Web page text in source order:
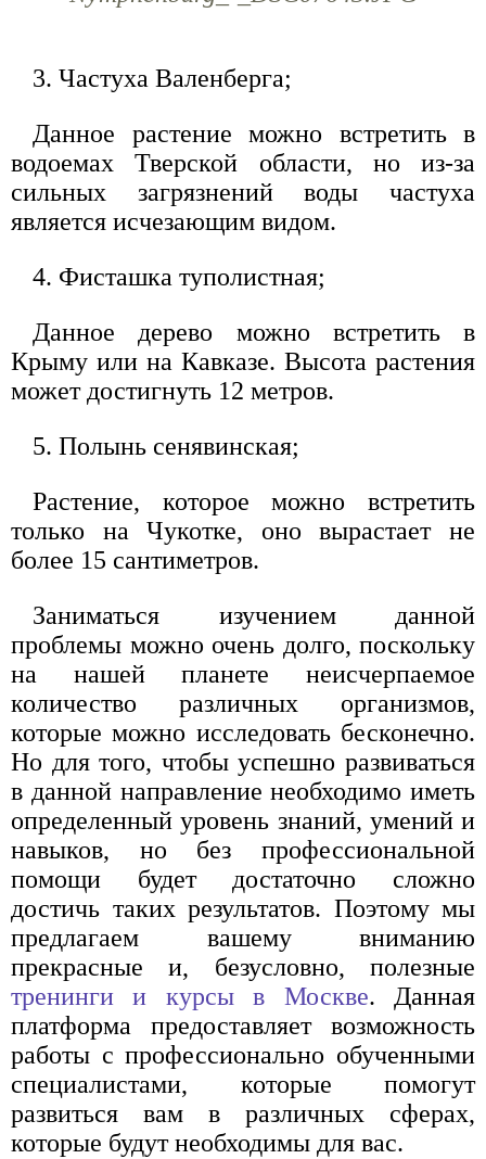
3. Частуха Валенберга;
Данное растение можно встретить в
водоемах Тверской области, но из-за
сильных загрязнений воды частуха
является исчезающим видом.
4. Фисташка туполистная;
Данное дерево можно встретить в
Крыму или на Кавказе. Высота растения
может достигнуть 12 метров.
5. Полынь сенявинская;
Растение, которое можно встретить
только на Чукотке, оно вырастает не
более 15 сантиметров.
Заниматься изучением данной
проблемы можно очень долго, поскольку
на нашей планете неисчерпаемое
количество различных организмов,
которые можно исследовать бесконечно.
Но для того, чтобы успешно развиваться
в данной направление необходимо иметь
определенный уровень знаний, умений и
навыков, но без профессиональной
помощи будет достаточно сложно
достичь таких результатов. Поэтому мы
предлагаем вашему вниманию
прекрасные и, безусловно, полезные
тренинги и курсы в Москве. Данная
платформа предоставляет возможность
работы с профессионально обученными
специалистами, которые помогут
развиться вам в различных сферах,
которые будут необходимы для вас.